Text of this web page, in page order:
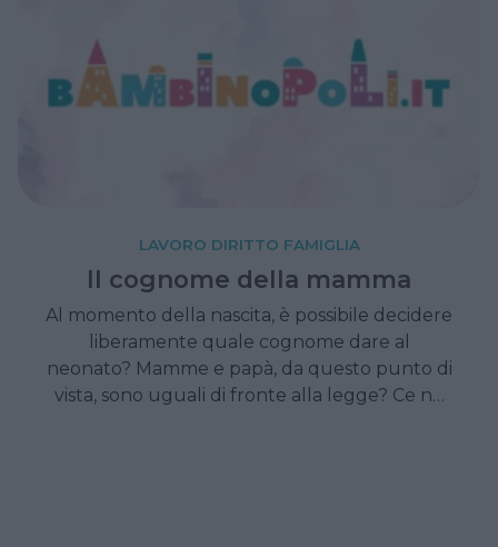
LAVORO DIRITTO FAMIGLIA
Il cognome della mamma
Al momento della nascita, è possibile decidere
liberamente quale cognome dare al
neonato? Mamme e papà, da questo punto di
vista, sono uguali di fronte alla legge? Ce ne